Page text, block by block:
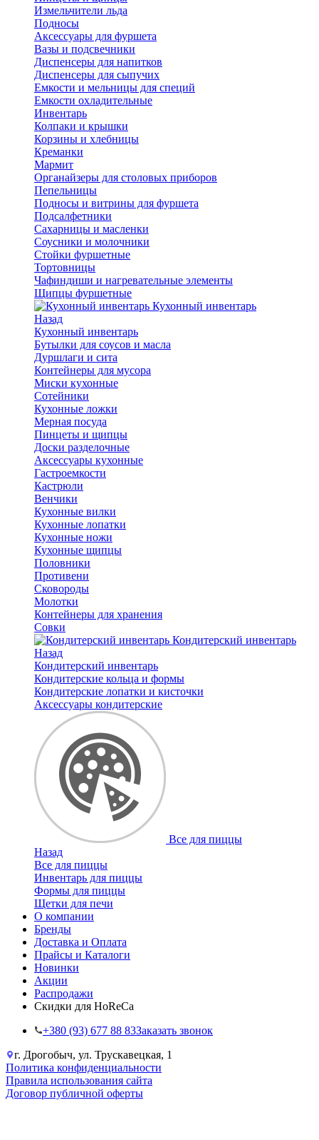
Измельчители льда
Подносы
Аксессуары для фуршета
Вазы и подсвечники
Диспенсеры для напитков
Диспенсеры для сыпучих
Емкости и мельницы для специй
Емкости охладительные
Инвентарь
Колпаки и крышки
Корзины и хлебницы
Креманки
Мармит
Органайзеры для столовых приборов
Пепельницы
Подносы и витрины для фуршета
Подсалфетники
Сахарницы и масленки
Соусники и молочники
Стойки фуршетные
Тортовницы
Чафиндиши и нагревательные элементы
Щипцы фуршетные
Кухонный инвентарь
Назад
Кухонный инвентарь
Бутылки для соусов и масла
Дуршлаги и сита
Контейнеры для мусора
Миски кухонные
Сотейники
Кухонные ложки
Мерная посуда
Пинцеты и щипцы
Доски разделочные
Аксессуары кухонные
Гастроемкости
Кастрюли
Венчики
Кухонные вилки
Кухонные лопатки
Кухонные ножи
Кухонные щипцы
Половники
Противени
Сковороды
Молотки
Контейнеры для хранения
Совки
Кондитерский инвентарь
Назад
Кондитерский инвентарь
Кондитерские кольца и формы
Кондитерские лопатки и кисточки
Аксессуары кондитерские
Все для пиццы
Назад
Все для пиццы
Инвентарь для пиццы
Формы для пиццы
Щетки для печи
О компании
Бренды
Доставка и Оплата
Прайсы и Каталоги
Новинки
Акции
Распродажи
Скидки для HoReCa
+38‎0 (93) 677 88 83Заказать звонок
г. Дрогобыч, ул. Трускавецкая, 1
Политика конфиденциальности
Правила использования сайта
Договор публичной оферты